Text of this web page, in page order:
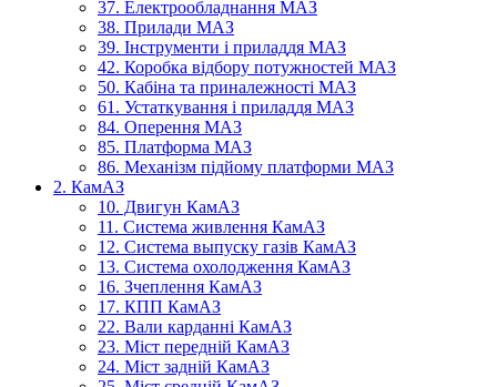
37. Електрообладнання МАЗ
38. Прилади МАЗ
39. Інструменти і приладдя МАЗ
42. Коробка відбору потужностей МАЗ
50. Кабіна та приналежності МАЗ
61. Устаткування і приладдя МАЗ
84. Оперення МАЗ
85. Платформа МАЗ
86. Механізм підйому платформи МАЗ
2. КамАЗ
10. Двигун КамАЗ
11. Система живлення КамАЗ
12. Система выпуску газів КамАЗ
13. Система охолодження КамАЗ
16. Зчеплення КамАЗ
17. КПП КамАЗ
22. Вали карданні КамАЗ
23. Міст передній КамАЗ
24. Міст задній КамАЗ